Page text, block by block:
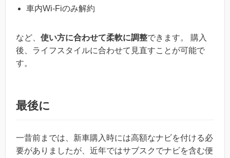
車内Wi-Fiのみ解約
など、 使い方に合わせて柔軟に調整できます。 購入
後、ライフスタイルに合わせて見直すことが可能で
す。
最後に
一昔前までは、新車購入時には高額なナビを付ける必
要がありましたが、近年ではサブスクでナビを含む便